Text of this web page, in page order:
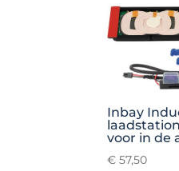
Inbay
voor in de
€ 57,50